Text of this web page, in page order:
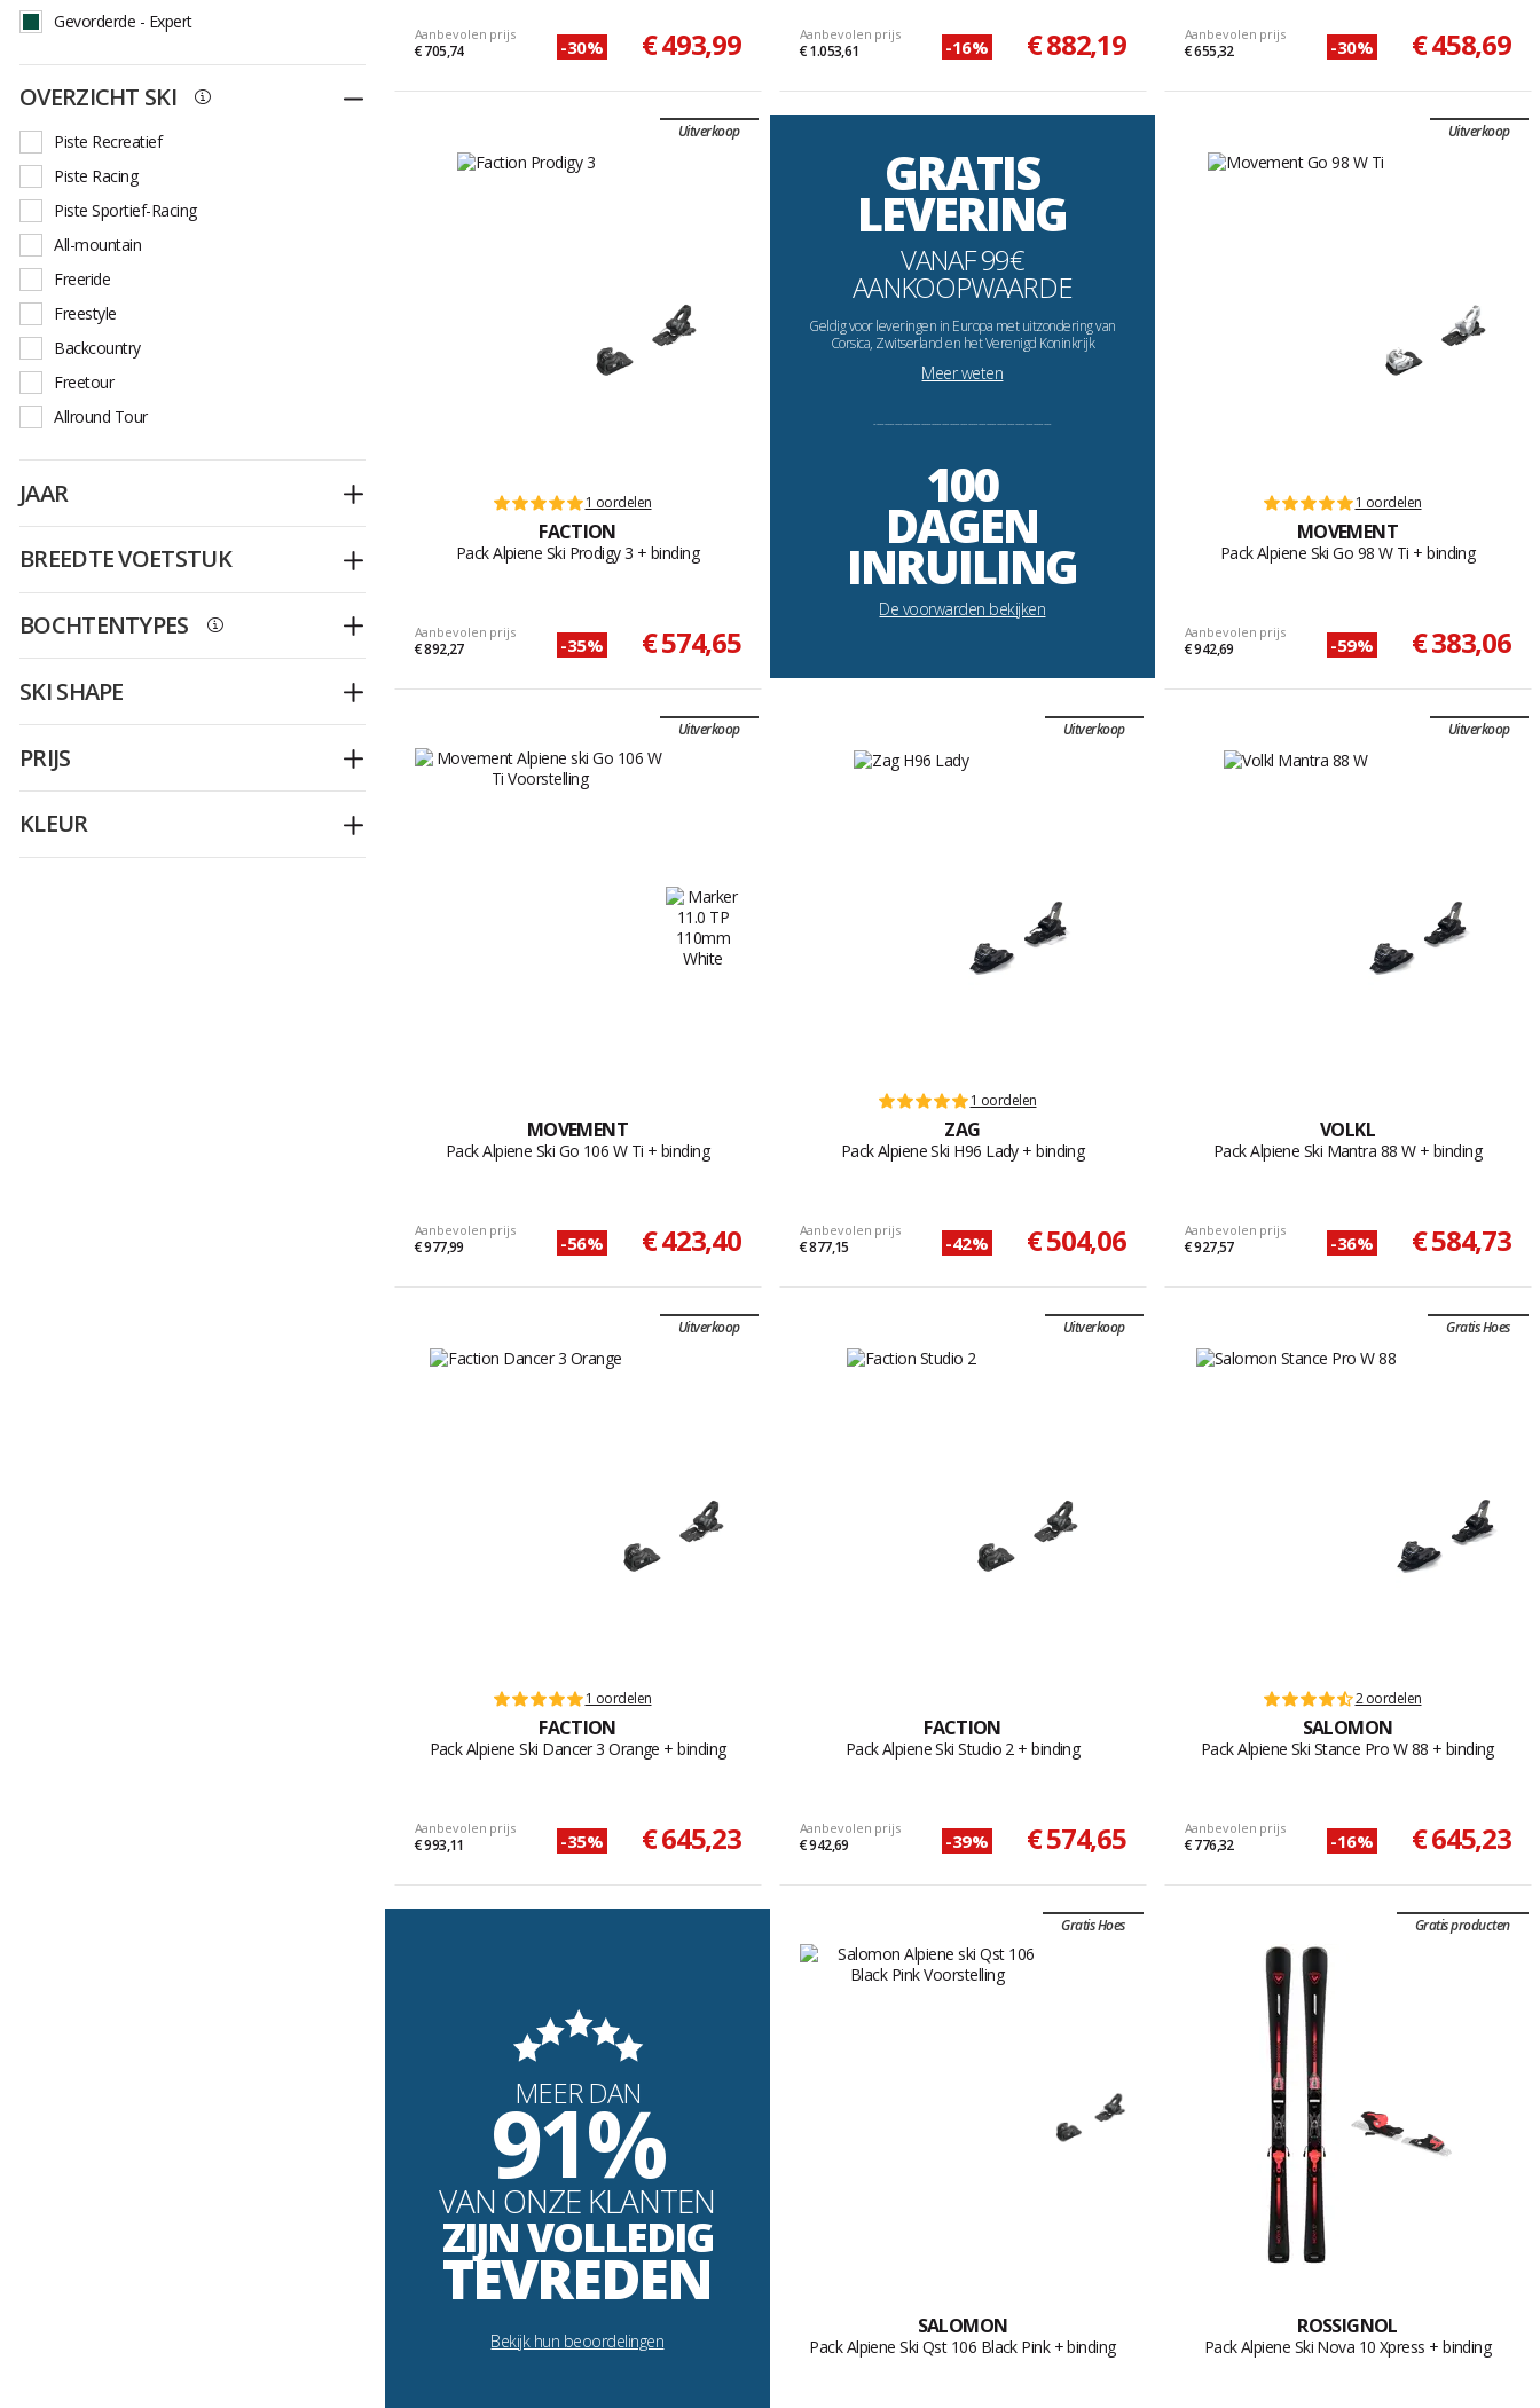
191 192
Gevorderde - Expert
OVERZICHT SKI Dichtplooien
Piste Recreatief
Piste Racing
Piste Sportief-Racing
All-mountain
Freeride
Freestyle
Backcountry
Freetour
Allround Tour
JAAR Openplooien
BREEDTE VOETSTUK Openplooien
BOCHTENTYPES Openplooien
SKI SHAPE Openplooien
PRIJS Openplooien
KLEUR Openplooien
Aanbevolen prijs
€ 705,74 -30% € 493,99 Aanbevolen prijs
€ 1.053,61 -16% € 882,19 Aanbevolen prijs
€ 655,32 -30% € 458,69
Uitverkoop
1 oordelen
FACTION
Pack Alpiene Ski Prodigy 3 + binding
Aanbevolen prijs
€ 892,27 -35% € 574,65
GRATIS
LEVERING
VANAF 99€
AANKOOPWAARDE
Geldig voor leveringen in Europa met uitzondering van
Corsica, Zwitserland en het Verenigd Koninkrijk
Meer weten
--------------------------------------------------------------------
100
DAGEN
INRUILING
De voorwarden bekijken
Uitverkoop
1 oordelen
MOVEMENT
Pack Alpiene Ski Go 98 W Ti + binding
Aanbevolen prijs
€ 942,69 -59% € 383,06
Uitverkoop
MOVEMENT
Pack Alpiene Ski Go 106 W Ti + binding
Aanbevolen prijs
€ 977,99 -56% € 423,40
Uitverkoop
1 oordelen
ZAG
Pack Alpiene Ski H96 Lady + binding
Aanbevolen prijs
€ 877,15 -42% € 504,06
Uitverkoop
VOLKL
Pack Alpiene Ski Mantra 88 W + binding
Aanbevolen prijs
€ 927,57 -36% € 584,73
Uitverkoop
1 oordelen
FACTION
Pack Alpiene Ski Dancer 3 Orange + binding
Aanbevolen prijs
€ 993,11 -35% € 645,23
Uitverkoop
FACTION
Pack Alpiene Ski Studio 2 + binding
Aanbevolen prijs
€ 942,69 -39% € 574,65
Gratis Hoes
2 oordelen
SALOMON
Pack Alpiene Ski Stance Pro W 88 + binding
Aanbevolen prijs
€ 776,32 -16% € 645,23
MEER DAN
91%
VAN ONZE KLANTEN
ZIJN VOLLEDIG
TEVREDEN
Bekijk hun beoordelingen
Gratis Hoes
SALOMON
Pack Alpiene Ski Qst 106 Black Pink + binding
Gratis producten
ROSSIGNOL
Pack Alpiene Ski Nova 10 Xpress + binding